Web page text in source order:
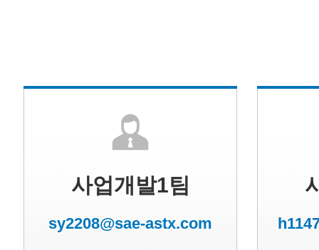
사업개발1팀
sy2208@sae-astx.com